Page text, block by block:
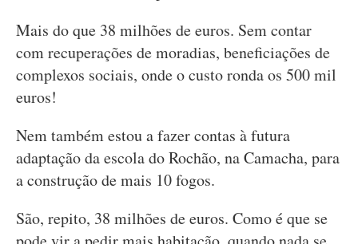
Mais do que 38 milhões de euros. Sem contar
com recuperações de moradias, beneficiações de
complexos sociais, onde o custo ronda os 500 mil
euros!
Nem também estou a fazer contas à futura
adaptação da escola do Rochão, na Camacha, para
a construção de mais 10 fogos.
São, repito, 38 milhões de euros. Como é que se